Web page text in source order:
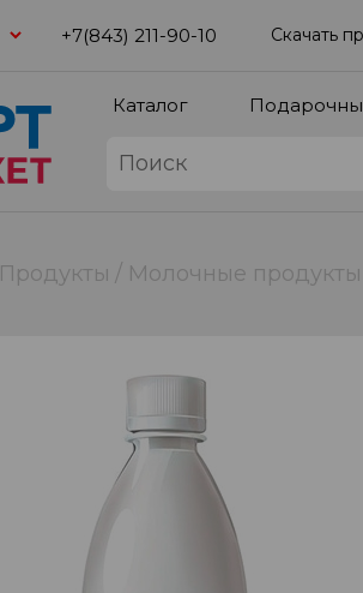
+7(843) 211-90-10 Скачать
Каталог
Продукты Молочные продукты